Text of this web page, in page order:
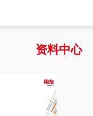
Vietnam
资料中心